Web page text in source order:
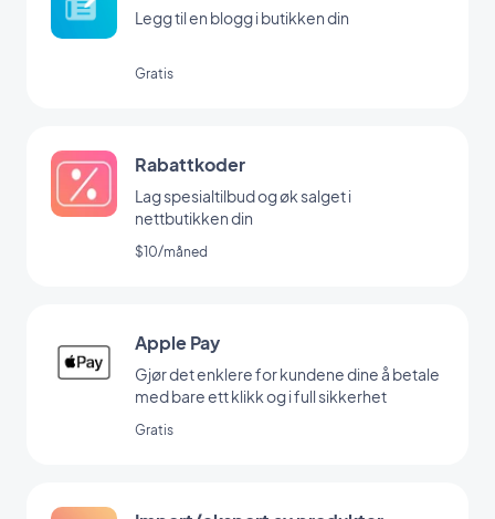
Legg til en blogg i butikken din
Gratis
Rabattkoder
Lag spesialtilbud og øk salget i
nettbutikken din
$10/måned
Apple Pay
Gjør det enklere for kundene dine å betale
med bare ett klikk og i full sikkerhet
Gratis